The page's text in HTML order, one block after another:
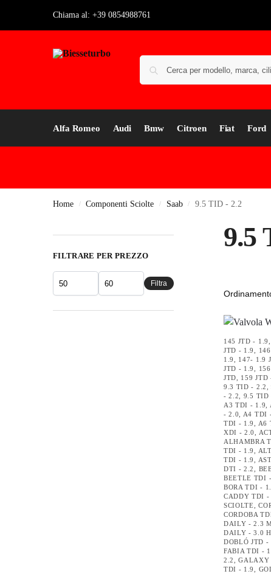
Chiama al: +39 0854988761
Alfa Romeo Audi Bmw Citroen Fiat Ford
Home / Componenti Sciolte / Saab / 9.5 TID - 2.2
9.5
145 JTD - 1.9
JTD - 1.9
1.9
147- 1.9
JTD - 1.9
JTD
159 JTD
9.3 TID - 2.2
,
- 2.2
9.5 TID
A3 TDI - 1.9
- 2.0
A4 TDI
TDI - 1.9
A6
XDI - 2.0
ALHAMBRA
TDI - 1.9
TDI - 1.9
DTI - 2.2
BEETLE TDI
BORA TDI -
CADDY TDI -
SCIOLTE ,
CORDOBA
DAILY - 2.3
DAILY - 3.0
DOBLÓ JTD -
FABIA TDI -
2.2
,GALAXY
TDI - 1.9
FILTRARE PER PREZZO
Filtra